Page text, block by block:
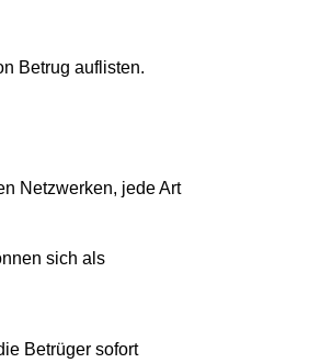
Betrug auflisten.
Netzwerken, jede Art
sich als
Betrüger sofort